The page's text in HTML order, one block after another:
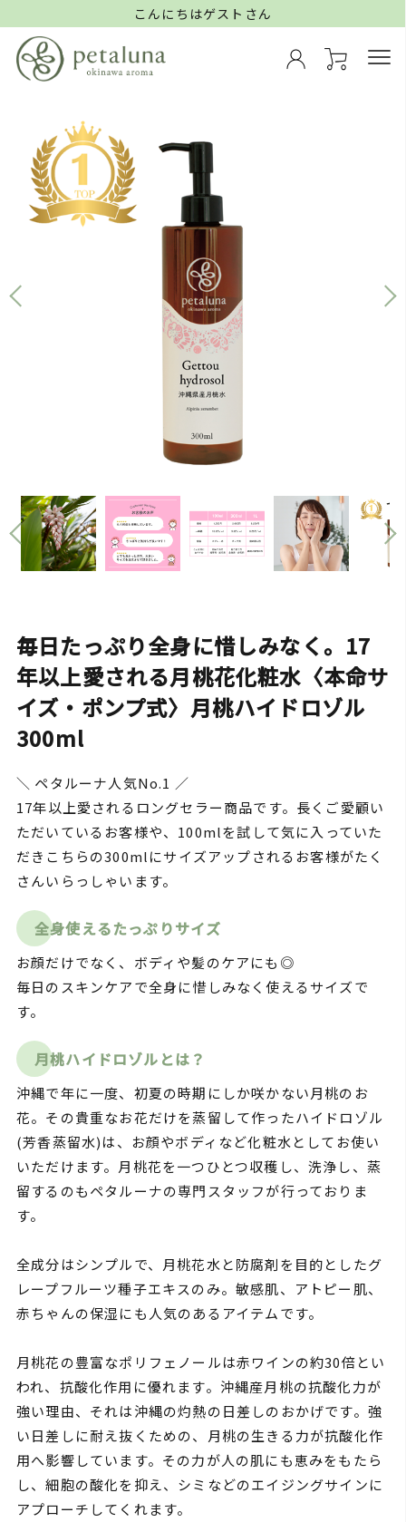
こんにちはゲストさん
毎日たっぷり全身に惜しみなく。17
年以上愛される月桃花化粧水〈本命サ
イズ・ポンプ式〉月桃ハイドロゾル
300ml
＼ ペタルーナ人気No.1 ／
17年以上愛されるロングセラー商品です。長くご愛顧い
ただいているお客様や、100mlを試して気に入っていた
だきこちらの300mlにサイズアップされるお客様がたく
さんいらっしゃいます。
全身使えるたっぷりサイズ
お顔だけでなく、ボディや髪のケアにも◎
毎日のスキンケアで全身に惜しみなく使えるサイズで
す。
月桃ハイドロゾルとは？
沖縄で年に一度、初夏の時期にしか咲かない月桃のお
花。その貴重なお花だけを蒸留して作ったハイドロゾル
(芳香蒸留水)は、お顔やボディなど化粧水としてお使い
いただけます。月桃花を一つひとつ収穫し、洗浄し、蒸
留するのもペタルーナの専門スタッフが行っておりま
す。
全成分はシンプルで、月桃花水と防腐剤を目的としたグ
レープフルーツ種子エキスのみ。敏感肌、アトピー肌、
赤ちゃんの保湿にも人気のあるアイテムです。
月桃花の豊富なポリフェノールは赤ワインの約30倍とい
われ、抗酸化作用に優れます。沖縄産月桃の抗酸化力が
強い理由、それは沖縄の灼熱の日差しのおかげです。強
い日差しに耐え抜くための、月桃の生きる力が抗酸化作
用へ影響しています。その力が人の肌にも恵みをもたら
し、細胞の酸化を抑え、シミなどのエイジングサインに
アプローチしてくれます。